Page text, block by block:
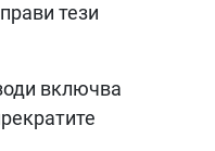
тези
включва